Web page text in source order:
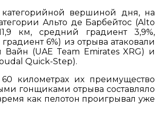
вершиной дня, на
Альто де Барбейтос (Alto
км, средний градиент 3,9%,
6%) из отрыва атаковали
(UAE Team Emirates XRG) и
Quick-Step).
километрах их преимущество
гонщиками отрыва составляло
как пелотон проигрывал уже